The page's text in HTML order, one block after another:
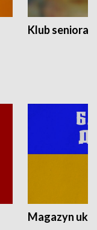
Klub seniora
Magazyn